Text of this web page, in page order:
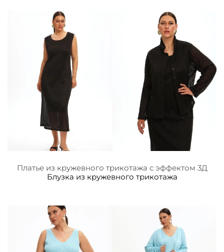
Платье из кружевного трикотажа с эффектом 3Д
Блузка из кружевного трикотажа